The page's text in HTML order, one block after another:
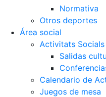
Normativa
Otros deportes
Área social
Activitats Socials
Salidas
Calendario de
Juegos de mesa